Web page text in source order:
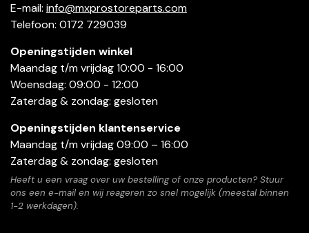
E-mail: info@mxprostoreparts.com
Telefoon: 0172 729039
Openingstijden winkel
Maandag t/m vrijdag 10:00 - 16:00
Woensdag: 09:00 - 12:00
Zaterdag & zondag: gesloten
Openingstijden klantenservice
Maandag t/m vrijdag 09:00 – 16:00
Zaterdag & zondag: gesloten
Heeft u een vraag over uw bestelling of onze producten? Stuur
ons een e-mail en wij reageren zo snel mogelijk (meestal binnen
1-2 werkdagen).